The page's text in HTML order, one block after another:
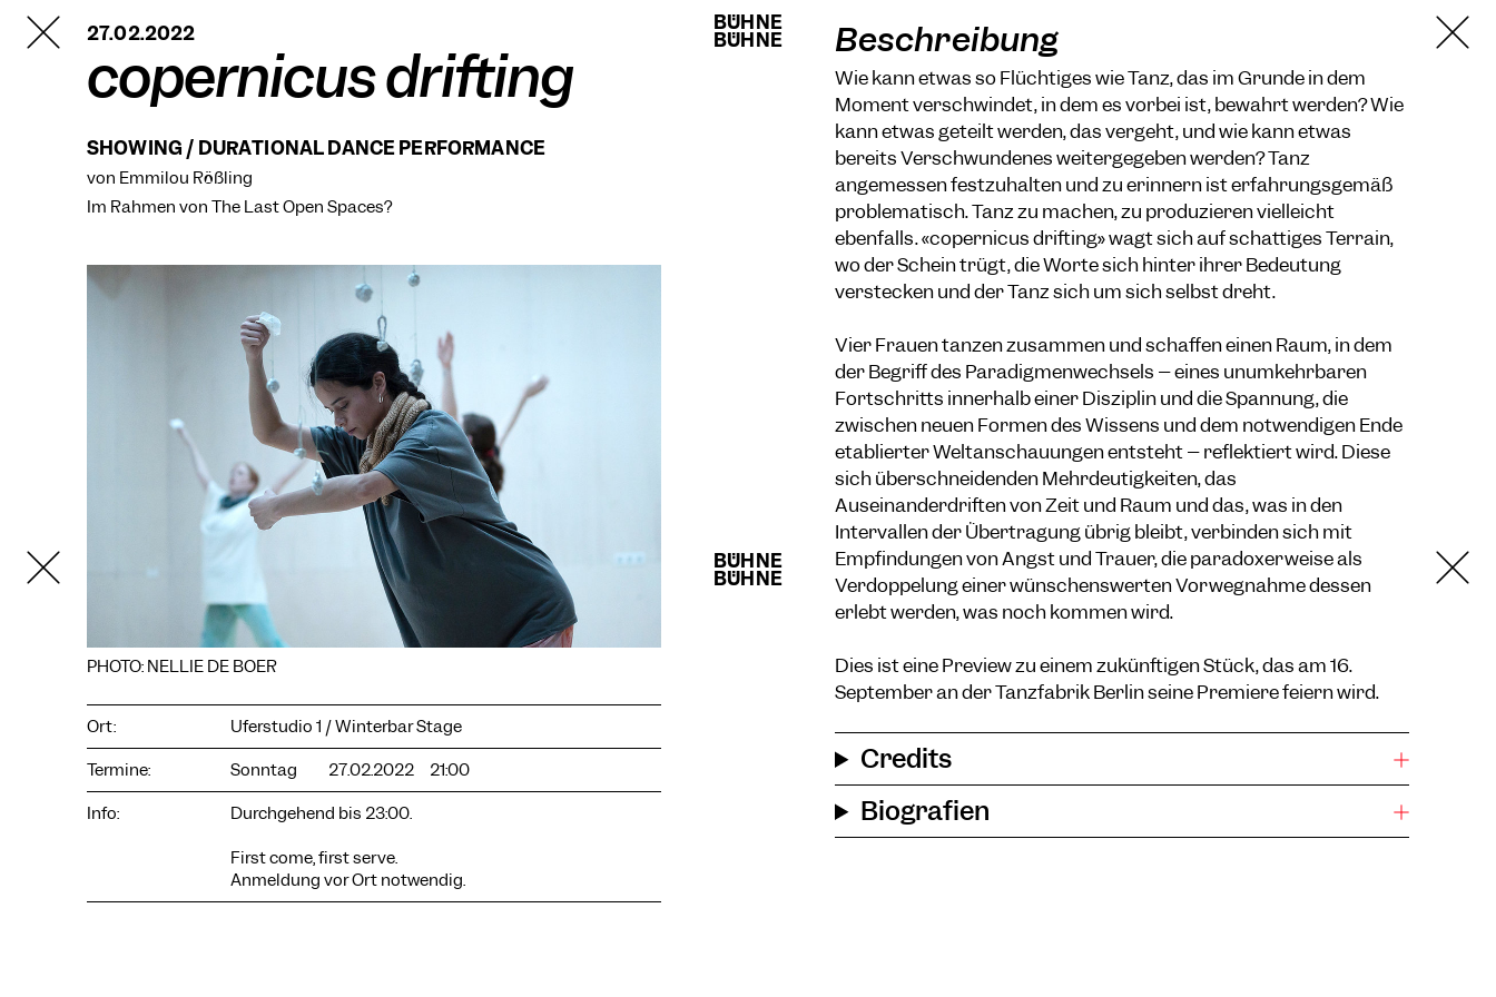
TANZFABRIK
BERLIN
BÜHNE
BÜHNE
BÜHNE
BÜHNE
27.02.2022
copernicus drifting
SHOWING / DURATIONAL DANCE PERFORMANCE
von Emmilou Rößling
Im Rahmen von The Last Open Spaces?
PHOTO: NELLIE DE BOER
Ort:
Uferstudio 1 / Winterbar Stage
Termine:
Sonntag 27.02.2022
21:00
Info:
Durchgehend bis 23:00.
First come, first serve.
Anmeldung vor Ort notwendig.
Beschreibung
Wie kann etwas so Flüchtiges wie Tanz, das im Grunde in dem
Moment verschwindet, in dem es vorbei ist, bewahrt werden? Wie
kann etwas geteilt werden, das vergeht, und wie kann etwas
bereits Verschwundenes weitergegeben werden? Tanz
angemessen festzuhalten und zu erinnern ist erfahrungsgemäß
problematisch. Tanz zu machen, zu produzieren vielleicht
ebenfalls. «copernicus drifting» wagt sich auf schattiges Terrain,
wo der Schein trügt, die Worte sich hinter ihrer Bedeutung
verstecken und der Tanz sich um sich selbst dreht.
Vier Frauen tanzen zusammen und schaffen einen Raum, in dem
der Begriff des Paradigmenwechsels – eines unumkehrbaren
Fortschritts innerhalb einer Disziplin und die Spannung, die
zwischen neuen Formen des Wissens und dem notwendigen Ende
etablierter Weltanschauungen entsteht – reflektiert wird. Diese
sich überschneidenden Mehrdeutigkeiten, das
Auseinanderdriften von Zeit und Raum und das, was in den
Intervallen der Übertragung übrig bleibt, verbinden sich mit
Empfindungen von Angst und Trauer, die paradoxerweise als
Verdoppelung einer wünschenswerten Vorwegnahme dessen
erlebt werden, was noch kommen wird.
Dies ist eine Preview zu einem zukünftigen Stück, das am 16.
September an der Tanzfabrik Berlin seine Premiere feiern wird.
Credits
Biografien
COOKIE-EINSTELLUNGEN
Wir verwenden Cookies und Inhalte externer Anbieter auf
unserer Website. Notwendige Cookies sind essenziell, damit
die Website weiterzuentwickeln. Sie können Ihre Einwilligung
jederzeit widerrufen. Bitte besuchen Sie unsere
Datenschutzerklärung für weitere Informationen. Unten